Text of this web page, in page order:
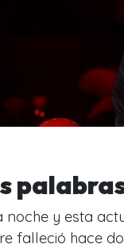
noche y esta
falleció hace